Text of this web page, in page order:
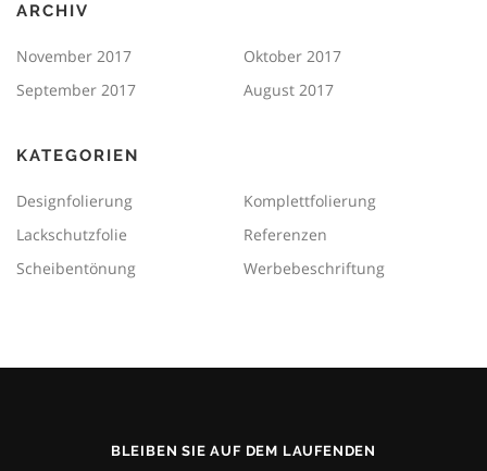
ARCHIV
November 2017
Oktober 2017
September 2017
August 2017
KATEGORIEN
Designfolierung
Komplettfolierung
Lackschutzfolie
Referenzen
Scheibentönung
Werbebeschriftung
BLEIBEN SIE AUF DEM LAUFENDEN